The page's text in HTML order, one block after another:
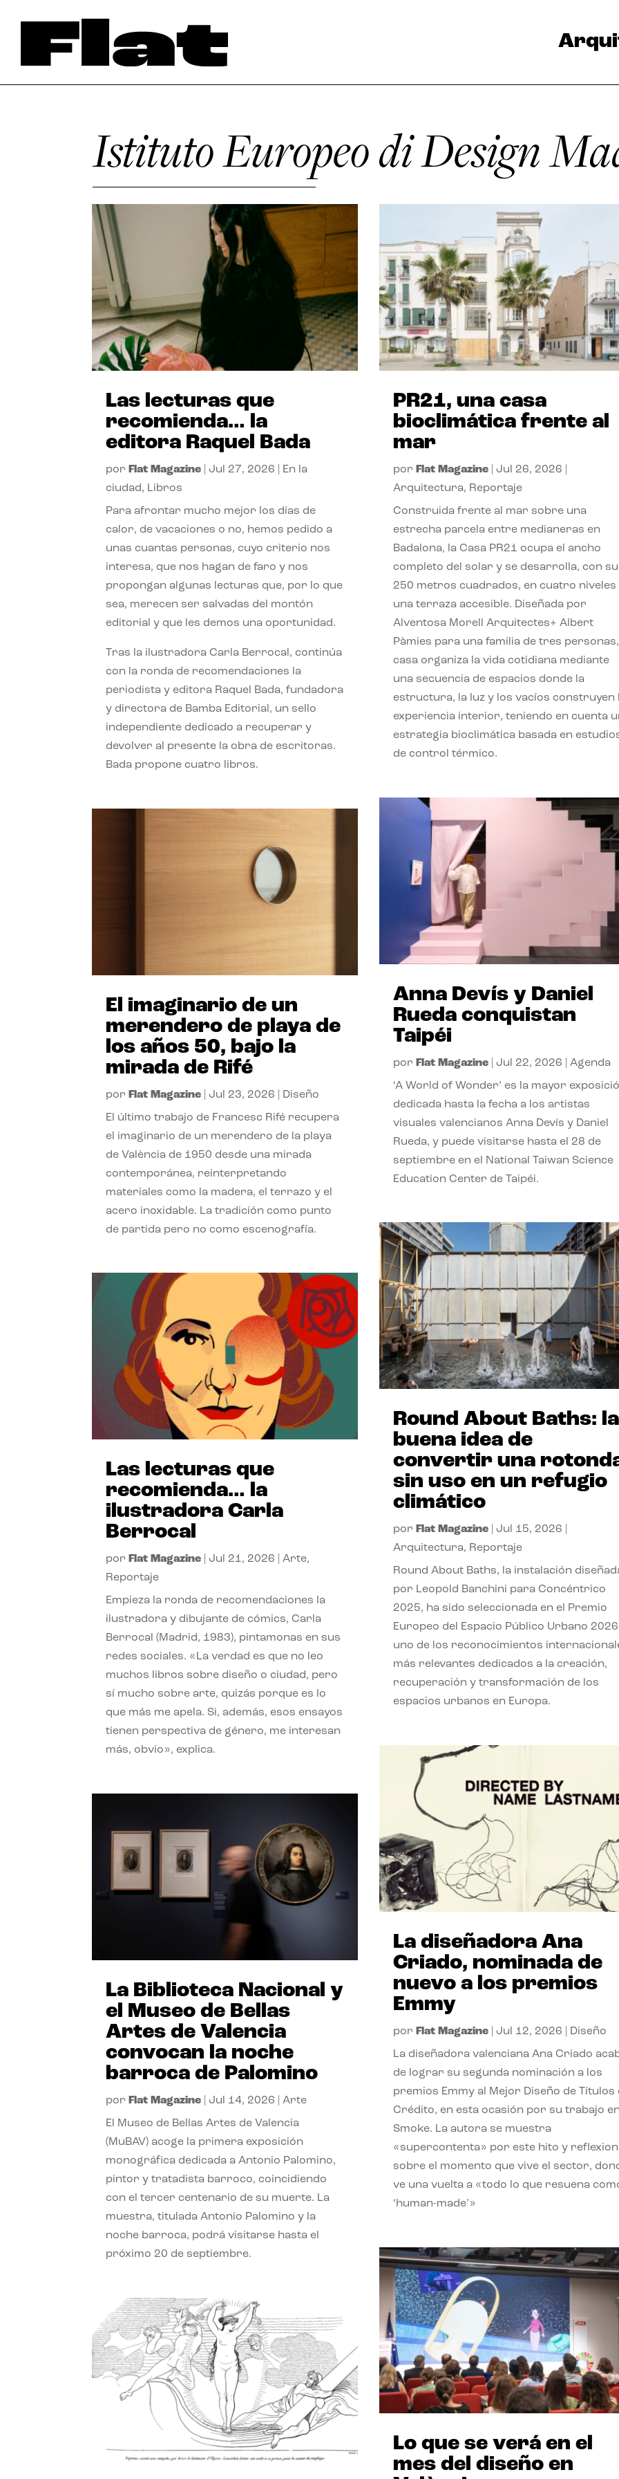
Istituto Europeo di Design
Las lecturas que
recomienda… la
editora Raquel Bada
por Flat Magazine Jul 27, 2026
En la
ciudad, Libros
Para afrontar mucho mejor los días de
calor, de vacaciones o no, hemos pedido a
unas cuantas personas, cuyo criterio nos
interesa, que nos hagan de faro y nos
propongan algunas lecturas que, por lo que
sea, merecen ser salvadas del montón
editorial y que les demos una oportunidad.
Tras la ilustradora Carla Berrocal, continúa
con la ronda de recomendaciones la
periodista y editora Raquel Bada, fundadora
y directora de Bamba Editorial, un sello
independiente dedicado a recuperar y
devolver al presente la obra de escritoras.
Bada propone cuatro libros.
El imaginario de un
merendero de playa de
los años 50, bajo la
mirada de Rifé
por Flat Magazine Jul 23, 2026 Diseño
El último trabajo de Francesc Rifé recupera
el imaginario de un merendero de la playa
de València de 1950 desde una mirada
contemporánea, reinterpretando
materiales como la madera, el terrazo y el
acero inoxidable. La tradición como punto
de partida pero no como escenografía.
Las lecturas que
recomienda… la
ilustradora Carla
Berrocal
por Flat Magazine Jul 21, 2026 |Arte,
Reportaje
Empieza la ronda de recomendaciones la
ilustradora y dibujante de cómics, Carla
Berrocal (Madrid, 1983), pintamonas en sus
redes sociales. «La verdad es que no leo
muchos libros sobre diseño o ciudad, pero
sí mucho sobre arte, quizás porque es lo
que más me apela. Si, además, esos ensayos
tienen perspectiva de género, me interesan
más, obvio», explica.
La Biblioteca Nacional y
el Museo de Bellas
Artes de Valencia
convocan la noche
barroca de Palomino
por Flat Magazine Jul 14, 2026 |Arte
El Museo de Bellas Artes de Valencia
(MuBAV) acoge la primera exposición
monográfica dedicada a Antonio Palomino,
pintor y tratadista barroco, coincidiendo
con el tercer centenario de su muerte. La
muestra, titulada Antonio Palomino y la
noche barroca, podrá visitarse hasta el
próximo 20 de septiembre.
PR21, una casa
bioclimática frente al
mar
por Flat Magazine| Jul 26, 2026
Arquitectura, Reportaje
Construida frente al mar sobre una
estrecha parcela entre medianeras en
Badalona, la Casa PR21 ocupa el ancho
completo del solar y se desarrolla, con
250 metros cuadrados, en cuatro niveles
una terraza accesible. Diseñada por
Alventosa Morell Arquitectes+ Albert
Pàmies para una familia de tres
casa organiza la vida cotidiana mediante
una secuencia de espacios donde la
estructura, la luz y los vacíos construyen
experiencia interior, teniendo en cuenta
estrategia bioclimática basada en
de control térmico.
Anna Devís y Daniel
Rueda conquistan
Taipéi
por Flat Magazine| Jul 22, 2026 Agenda
‘A World of Wonder’ es la mayor
dedicada hasta la fecha a los artistas
visuales valencianos Anna Devís y Daniel
Rueda, y puede visitarse hasta el 28 de
septiembre en el National Taiwan Science
Education Center de Taipéi.
Round About Baths: la
buena idea de
convertir una
sin uso en un refugio
climático
por Flat Magazine| Jul 15, 2026
Arquitectura, Reportaje
Round About Baths, la instalación
por Leopold Banchini para Concéntrico
2025, ha sido seleccionada en el Premio
Europeo del Espacio Público Urbano
uno de los reconocimientos
más relevantes dedicados a la creación,
recuperación y transformación de los
espacios urbanos en Europa.
La diseñadora Ana
Criado, nominada de
nuevo a los premios
Emmy
por Flat Magazine| Jul 12, 2026 Diseño
La diseñadora valenciana Ana Criado
de lograr su segunda nominación a los
premios Emmy al Mejor Diseño de Títulos
Crédito, en esta ocasión por su trabajo
Smoke. La autora se muestra
«supercontenta» por este hito y
sobre el momento que vive el sector,
ve una vuelta a «todo lo que resuena
‘human-made’»
Lo que se verá en el
mes del diseño en